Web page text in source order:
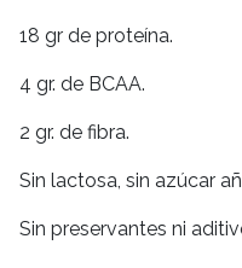
18 gr de proteína.
4 gr. de BCAA.
2 gr. de fibra.
Sin lactosa, sin azúcar
Sin preservantes ni